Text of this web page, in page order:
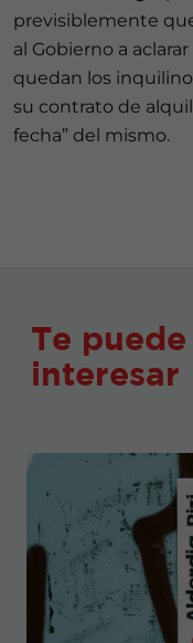
previsiblemente
al Gobierno a
quedan los
su contrato de
fecha” del mismo.
Te puede
interesar